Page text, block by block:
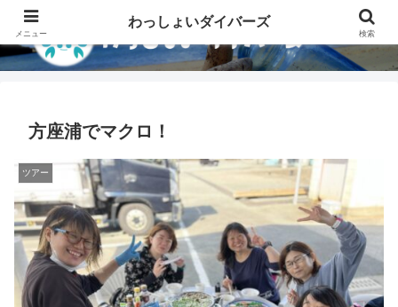
方座浦でマクロ！
ツアー
メニュー
わっしょいダイバーズ
検索